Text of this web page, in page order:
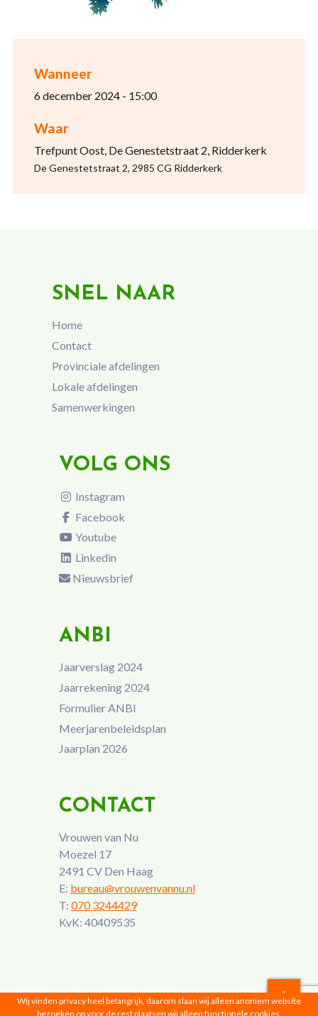
Wanneer
6 december 2024 - 15:00
Waar
Trefpunt Oost, De Genestetstraat 2, Ridderkerk
De Genestetstraat 2, 2985 CG Ridderkerk
SNEL NAAR
Home
Contact
Provinciale afdelingen
Lokale afdelingen
Samenwerkingen
VOLG ONS
Instagram
Facebook
Youtube
Linkedin
Nieuwsbrief
ANBI
Jaarverslag 2024
Jaarrekening 2024
Formulier ANBI
Meerjarenbeleidsplan
Jaarplan 2026
CONTACT
Vrouwen van Nu
Moezel 17
2491 CV Den Haag
E: bureau@vrouwenvannu.nl
T: 070 3244429
KvK: 40409535
Wij vinden privacy heel belangrijk, daarom slaan wij alleen anoniem website
bezoeken op voor de rest plaatsen wij alleen functionele cookies,